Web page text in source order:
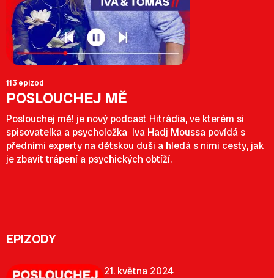
113 epizod
POSLOUCHEJ MĚ
Poslouchej mě! je nový podcast Hitrádia, ve kterém si
spisovatelka a psycholožka Iva Hadj Moussa povídá s
předními experty na dětskou duši a hledá s nimi cesty, jak
je zbavit trápení a psychických obtíží.
EPIZODY
21. května 2024